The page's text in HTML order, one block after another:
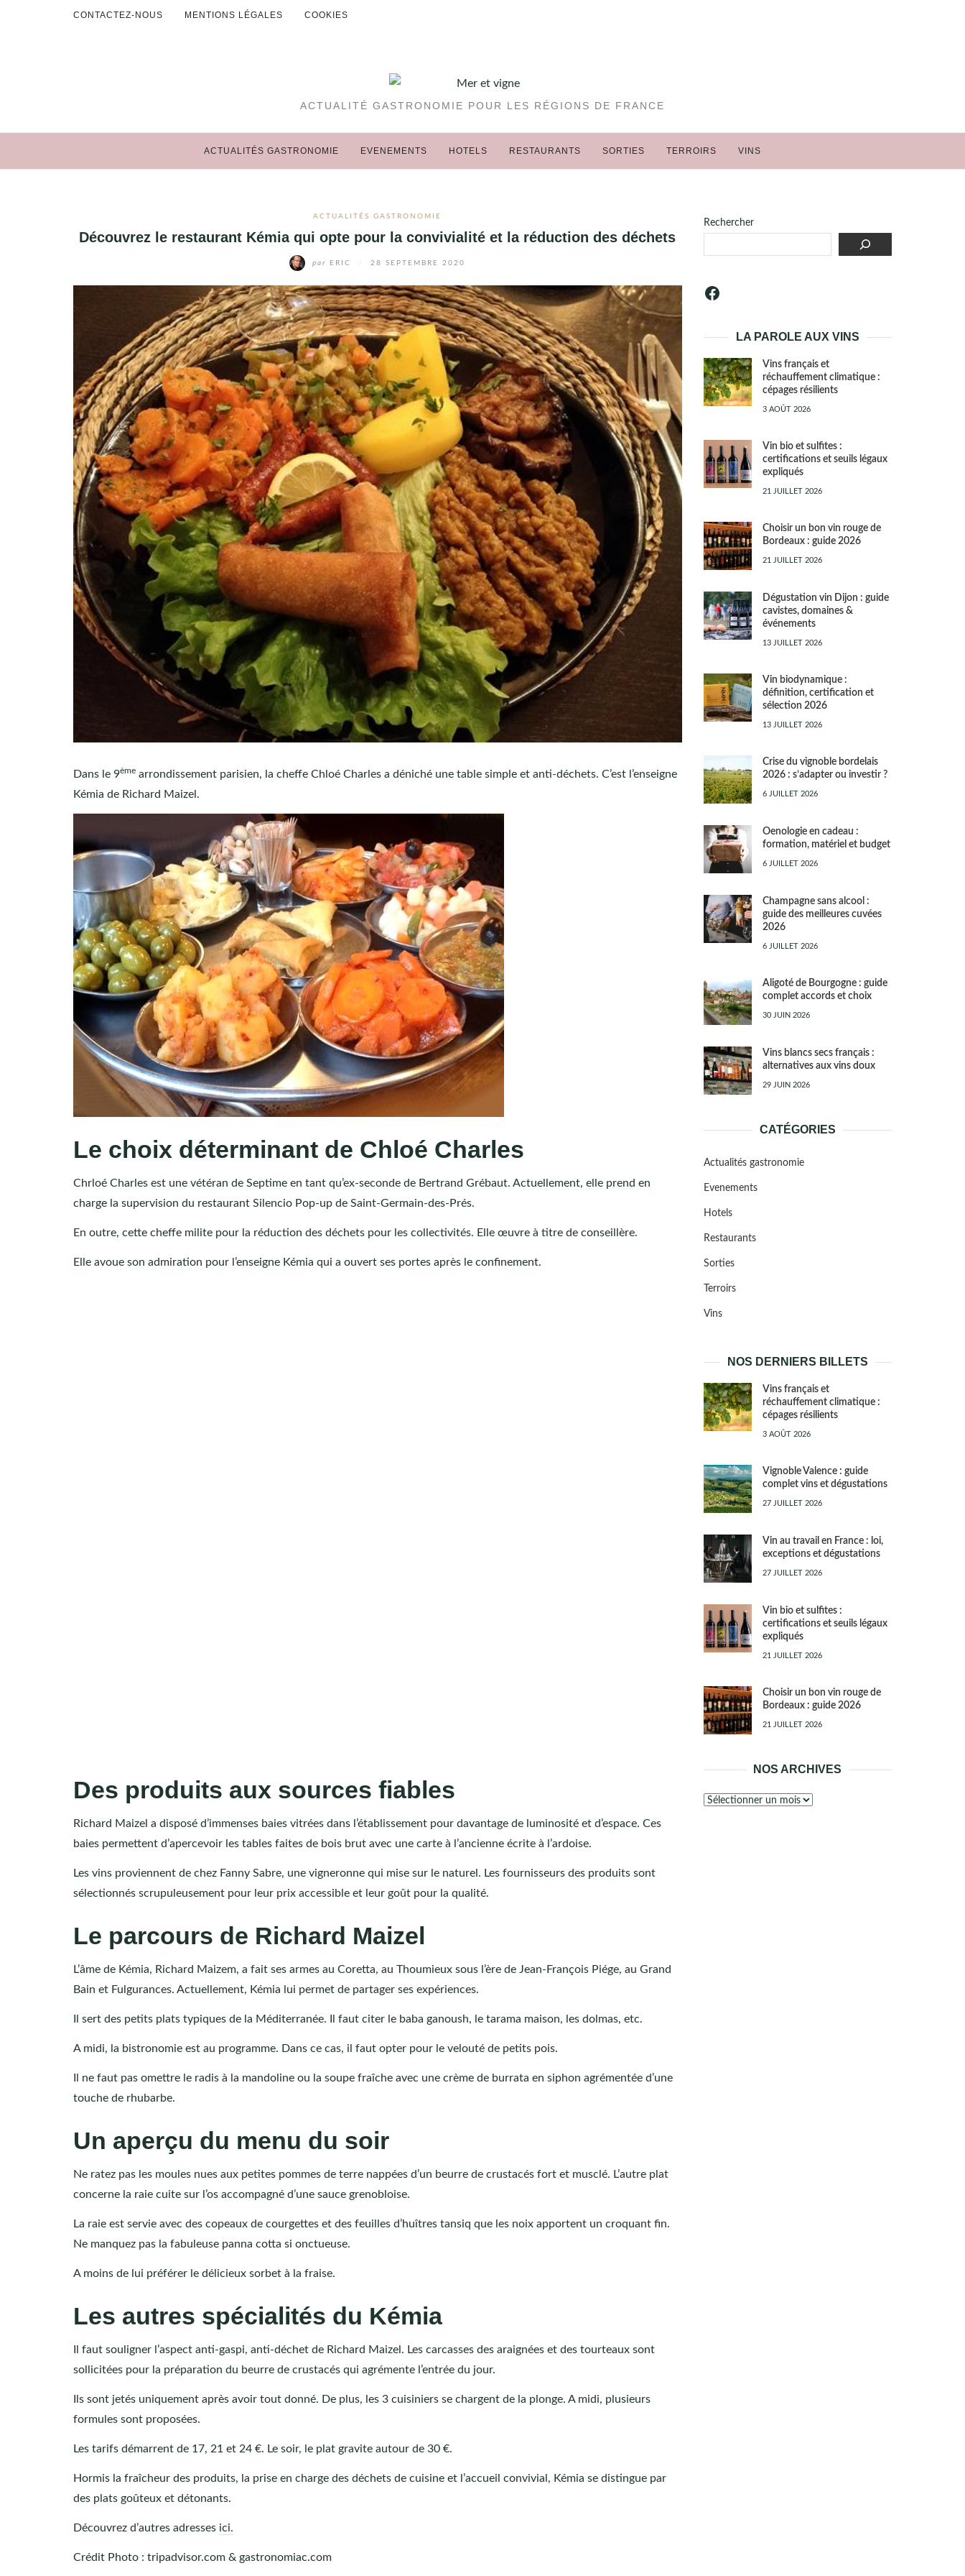
CONTACTEZ-NOUS MENTIONS LÉGALES COOKIES
ACTUALITÉ GASTRONOMIE POUR LES RÉGIONS DE FRANCE
ACTUALITÉS GASTRONOMIE EVENEMENTS HOTELS RESTAURANTS SORTIES TERROIRS VINS
ACTUALITÉS GASTRONOMIE
Découvrez le restaurant Kémia qui opte pour la convivialité et la réduction des déchets
par ERIC 28 SEPTEMBRE 2020
Dans le 9ème arrondissement parisien, la cheffe Chloé Charles a déniché une table simple et anti-déchets. C’est l’enseigne
Kémia de Richard Maizel.
Le choix déterminant de Chloé Charles
Chrloé Charles est une vétéran de Septime en tant qu’ex-seconde de Bertrand Grébaut. Actuellement, elle prend en
charge la supervision du restaurant Silencio Pop-up de Saint-Germain-des-Prés.
En outre, cette cheffe milite pour la réduction des déchets pour les collectivités. Elle œuvre à titre de conseillère.
Elle avoue son admiration pour l’enseigne Kémia qui a ouvert ses portes après le confinement.
Des produits aux sources fiables
Richard Maizel a disposé d’immenses baies vitrées dans l’établissement pour davantage de luminosité et d’espace. Ces
baies permettent d’apercevoir les tables faites de bois brut avec une carte à l’ancienne écrite à l’ardoise.
Les vins proviennent de chez Fanny Sabre, une vigneronne qui mise sur le naturel. Les fournisseurs des produits sont
sélectionnés scrupuleusement pour leur prix accessible et leur goût pour la qualité.
Le parcours de Richard Maizel
L’âme de Kémia, Richard Maizem, a fait ses armes au Coretta, au Thoumieux sous l’ère de Jean-François Piége, au Grand
Bain et Fulgurances. Actuellement, Kémia lui permet de partager ses expériences.
Il sert des petits plats typiques de la Méditerranée. Il faut citer le baba ganoush, le tarama maison, les dolmas, etc.
A midi, la bistronomie est au programme. Dans ce cas, il faut opter pour le velouté de petits pois.
Il ne faut pas omettre le radis à la mandoline ou la soupe fraîche avec une crème de burrata en siphon agrémentée d’une
touche de rhubarbe.
Un aperçu du menu du soir
Ne ratez pas les moules nues aux petites pommes de terre nappées d’un beurre de crustacés fort et musclé. L’autre plat
concerne la raie cuite sur l’os accompagné d’une sauce grenobloise.
La raie est servie avec des copeaux de courgettes et des feuilles d’huîtres tansiq que les noix apportent un croquant fin.
Ne manquez pas la fabuleuse panna cotta si onctueuse.
A moins de lui préférer le délicieux sorbet à la fraise.
Les autres spécialités du Kémia
Il faut souligner l’aspect anti-gaspi, anti-déchet de Richard Maizel. Les carcasses des araignées et des tourteaux sont
sollicitées pour la préparation du beurre de crustacés qui agrémente l’entrée du jour.
Ils sont jetés uniquement après avoir tout donné. De plus, les 3 cuisiniers se chargent de la plonge. A midi, plusieurs
formules sont proposées.
Les tarifs démarrent de 17, 21 et 24 €. Le soir, le plat gravite autour de 30 €.
Hormis la fraîcheur des produits, la prise en charge des déchets de cuisine et l’accueil convivial, Kémia se distingue par
des plats goûteux et détonants.
Découvrez d’autres adresses ici.
Crédit Photo : tripadvisor.com & gastronomiac.com
Rechercher
Facebook
LA PAROLE AUX VINS
Vins français et
réchauffement climatique :
cépages résilients
3 AOÛT 2026
Vin bio et sulfites :
certifications et seuils légaux
expliqués
21 JUILLET 2026
Choisir un bon vin rouge de
Bordeaux : guide 2026
21 JUILLET 2026
Dégustation vin Dijon : guide
cavistes, domaines &
événements
13 JUILLET 2026
Vin biodynamique :
définition, certification et
sélection 2026
13 JUILLET 2026
Crise du vignoble bordelais
2026 : s’adapter ou investir ?
6 JUILLET 2026
Oenologie en cadeau :
formation, matériel et budget
6 JUILLET 2026
Champagne sans alcool :
guide des meilleures cuvées
2026
6 JUILLET 2026
Aligoté de Bourgogne : guide
complet accords et choix
30 JUIN 2026
Vins blancs secs français :
alternatives aux vins doux
29 JUIN 2026
CATÉGORIES
Actualités gastronomie
Evenements
Hotels
Restaurants
Sorties
Terroirs
Vins
NOS DERNIERS BILLETS
Vins français et
réchauffement climatique :
cépages résilients
3 AOÛT 2026
Vignoble Valence : guide
complet vins et dégustations
27 JUILLET 2026
Vin au travail en France : loi,
exceptions et dégustations
27 JUILLET 2026
Vin bio et sulfites :
certifications et seuils légaux
expliqués
21 JUILLET 2026
Choisir un bon vin rouge de
Bordeaux : guide 2026
21 JUILLET 2026
NOS ARCHIVES
Nos